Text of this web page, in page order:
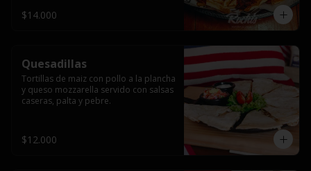
$14.000
Quesadillas
Tortillas de maiz con pollo a la plancha
y queso mozzarella servido con salsas
caseras, palta y pebre.
$12.000